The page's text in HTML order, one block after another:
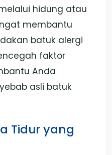
hidung atau
membantu
batuk alergi
faktor
Anda
asli batuk
Tidur yang